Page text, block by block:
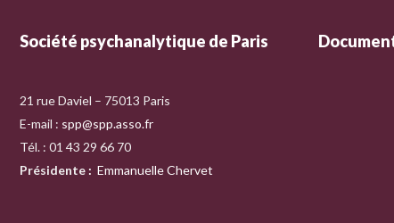
Société psychanalytique de Paris
21 rue Daviel – 75013 Paris
E-mail : spp@spp.asso.fr
Tél. : 01 43 29 66 70
Présidente : Emmanuelle Chervet